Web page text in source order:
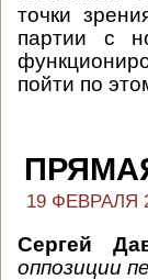
точки
партии с
пойти по
19 ФЕВРАЛЯ
Сергей
оппозиции